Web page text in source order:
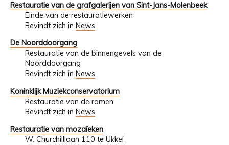
Restauratie van de grafgalerijen van Sint-Jans-Molenbeek
Einde van de restauratiewerken
Bevindt zich in News
De Noorddoorgang
Restauratie van de binnengevels van de
Noorddoorgang
Bevindt zich in News
Koninklijk Muziekconservatorium
Restauratie van de ramen
Bevindt zich in News
Restauratie van mozaïeken
W. Churchilllaan 110 te Ukkel